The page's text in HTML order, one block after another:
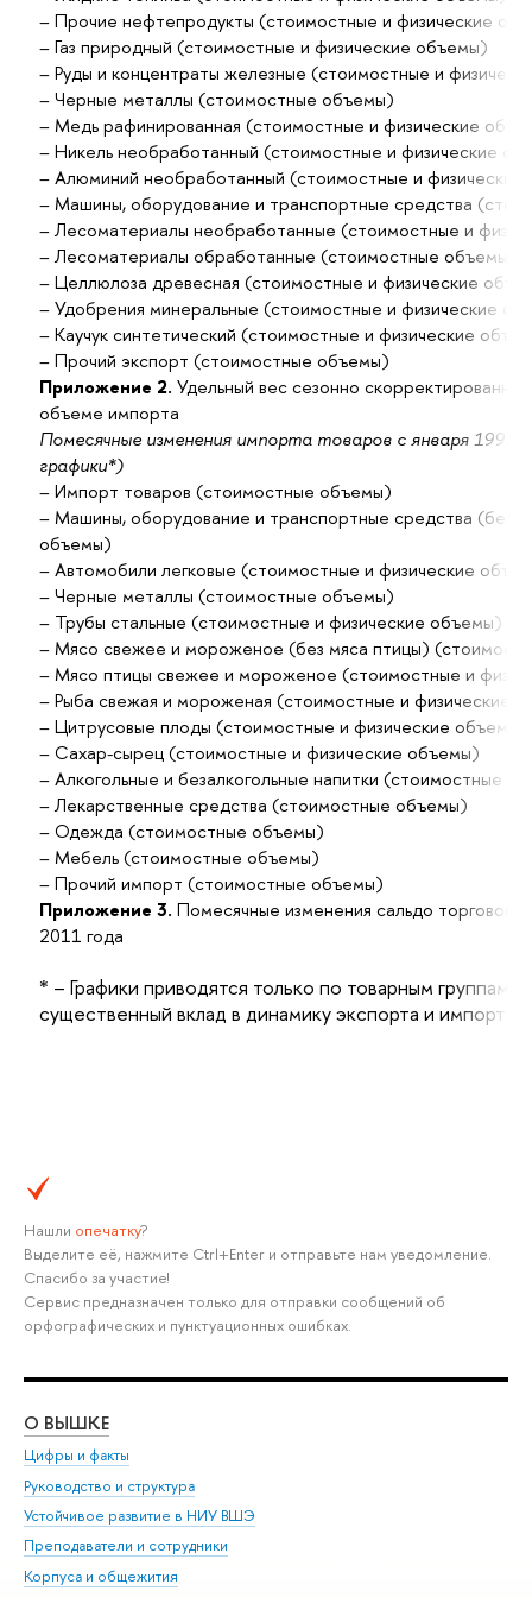
– Прочие нефтепродукты (стоимостные и физические
– Газ природный (стоимостные и физические объемы)
– Руды и концентраты железные (стоимостные и
– Черные металлы (стоимостные объемы)
– Медь рафинированная (стоимостные и физические
– Никель необработанный (стоимостные и физические
– Алюминий необработанный (стоимостные и
– Машины, оборудование и транспортные средства
– Лесоматериалы необработанные (стоимостные и
– Лесоматериалы обработанные (стоимостные объемы)
– Целлюлоза древесная (стоимостные и физические
– Удобрения минеральные (стоимостные и физические
– Каучук синтетический (стоимостные и физические
– Прочий экспорт (стоимостные объемы)
Приложение 2. Удельный вес сезонно
объеме импорта
Помесячные изменения импорта товаров с января 1995
графики*)
– Импорт товаров (стоимостные объемы)
– Машины, оборудование и транспортные средства (без
объемы)
– Автомобили легковые (стоимостные и физические
– Черные металлы (стоимостные объемы)
– Трубы стальные (стоимостные и физические объемы)
– Мясо свежее и мороженое (без мяса птицы)
– Мясо птицы свежее и мороженое (стоимостные и
– Рыба свежая и мороженая (стоимостные и физические
– Цитрусовые плоды (стоимостные и физические объемы)
– Сахар-сырец (стоимостные и физические объемы)
– Алкогольные и безалкогольные напитки (стоимостные
– Лекарственные средства (стоимостные объемы)
– Одежда (стоимостные объемы)
– Мебель (стоимостные объемы)
– Прочий импорт (стоимостные объемы)
Приложение 3. Помесячные изменения сальдо торгового
2011 года
* – Графики приводятся только по товарным группам,
существенный вклад в динамику экспорта и импорта
Нашли опечатку?
Выделите её, нажмите Ctrl+Enter и отправьте нам уведомление.
Спасибо за участие!
Сервис предназначен только для отправки сообщений об
орфографических и пунктуационных ошибках.
О ВЫШКЕ
Цифры и факты
Руководство и структура
Устойчивое развитие в НИУ ВШЭ
Преподаватели и сотрудники
Корпуса и общежития